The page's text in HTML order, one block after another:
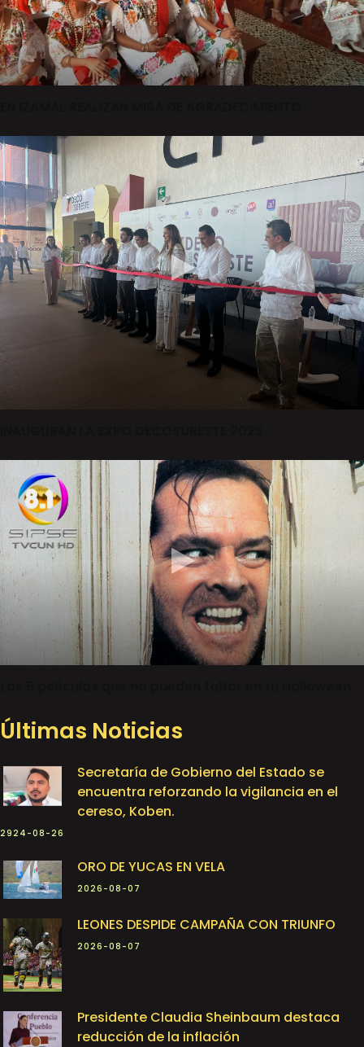
Últimas Noticias
Secretaría de Gobierno del Estado se
encuentra reforzando la vigilancia en el
cereso, Koben.
2924-08-26
ORO DE YUCAS EN VELA
2026-08-07
LEONES DESPIDE CAMPAÑA CON TRIUNFO
2026-08-07
Presidente Claudia Sheinbaum destaca
reducción de la inflación